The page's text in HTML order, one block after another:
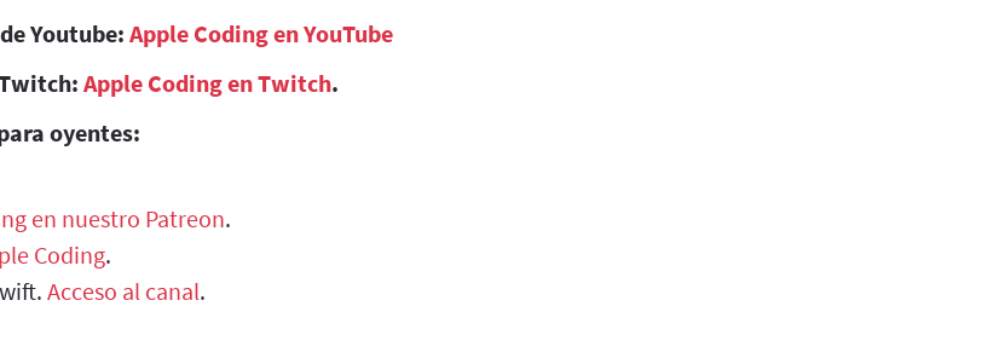
Youtube: Apple Coding en YouTube
Apple Coding en Twitch.
oyentes:
en nuestro Patreon.
Coding.
Acceso al canal.